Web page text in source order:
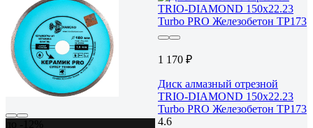
1 170 ₽
Диск алмазный отрезной
TRIO-DIAMOND 150x22.23
Turbo PRO Железобетон TP173
4.6